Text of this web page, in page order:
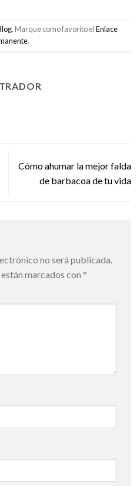
. Marque como favorito elEnlace
.
Cómo ahumar la mejor falda
de barbacoa de tu vida
no será publicada.
marcados con *